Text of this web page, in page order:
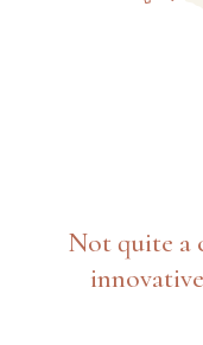
Not quite a